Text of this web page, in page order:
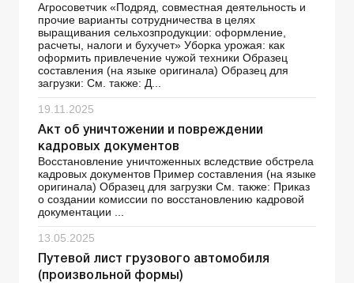
Агросоветчик «Подряд, совместная деятельность и
прочие варианты сотрудничества в целях
выращивания сельхозпродукции: оформление,
расчеты, налоги и бухучет» Уборка урожая: как
оформить привлечение чужой техники Образец
составления (на языке оригинала) Образец для
загрузки: См. также: Д...
19.11.2025
Акт об уничтожении и повреждении
кадровых документов
Восстановление уничтоженных вследствие обстрела
кадровых документов Пример составления (на языке
оригинала) Образец для загрузки См. также: Приказ
о создании комиссии по восстановлению кадровой
документации ...
13.05.2025
Путевой лист грузового автомобиля
(произвольной формы)